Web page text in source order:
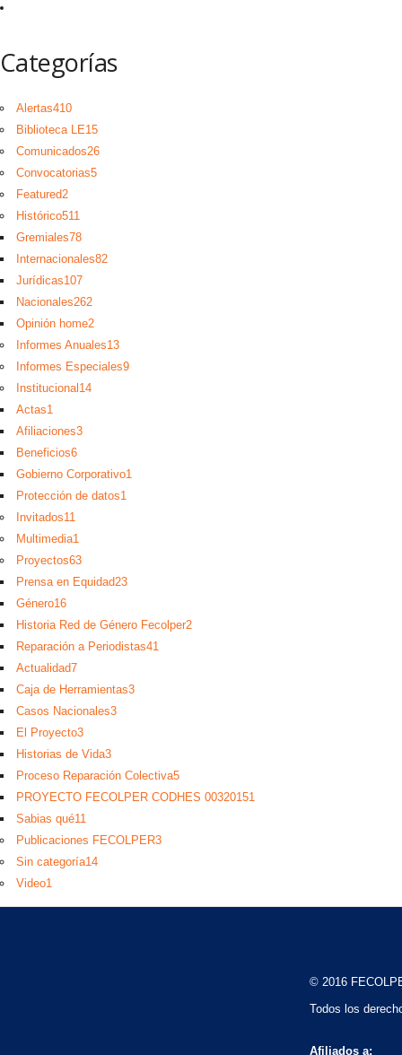
Categorías
Alertas410
Biblioteca LE15
Comunicados26
Convocatorias5
Featured2
Histórico511
Gremiales78
Internacionales82
Jurídicas107
Nacionales262
Opinión home2
Informes Anuales13
Informes Especiales9
Institucional 14
Actas1
Afiliaciones3
Beneficios6
Gobierno Corporativo1
Protección de datos1
Invitados11
Multimedia1
Proyectos63
Prensa en Equidad23
Género16
Historia Red de Género Fecolper2
Reparación a Periodistas41
Actualidad7
Caja de Herramientas3
Casos Nacionales3
El Proyecto3
Historias de Vida3
Proceso Reparación Colectiva5
PROYECTO FECOLPER CODHES 00320151
Sabias qué11
Publicaciones FECOLPER3
Sin categoría14
Video1
© 2016
Todos los
Afiliados a: